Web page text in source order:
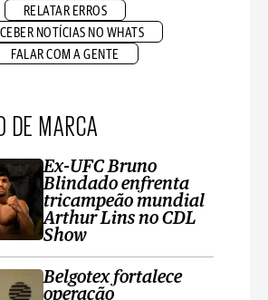
RELATAR ERROS
NOTÍCIAS NO WHATS
FALAR COM A GENTE
DE MARCA
Ex-UFC Bruno
Blindado enfrenta
tricampeão mundial
Arthur Lins no CDL
Show
Belgotex fortalece
operação